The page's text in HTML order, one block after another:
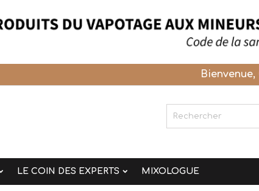
Bienvenue,
LE COIN DES EXPERTS MIXOLOGUE